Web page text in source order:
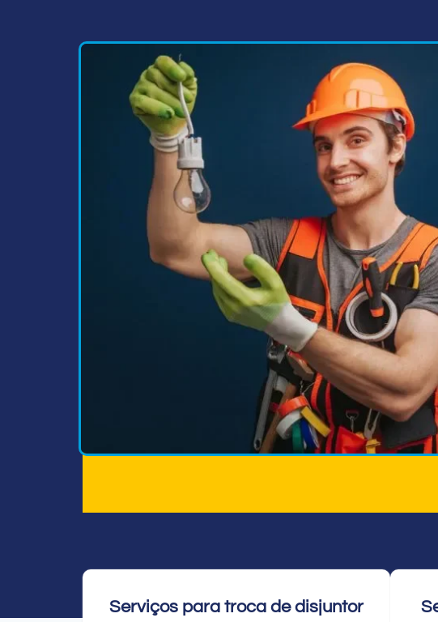
Serviços para troca de disjuntor